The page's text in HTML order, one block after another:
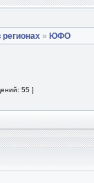
» ЮФО
55 ]